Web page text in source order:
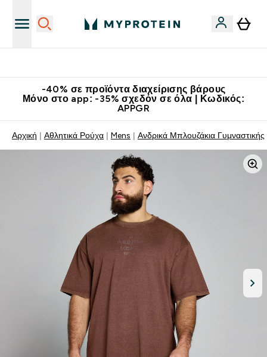
-40% σε προϊόντα διαχείρισης βάρους
Μόνο στο app: -35% σχεδόν σε όλα | Κωδικός:
APPGR
Αρχική Αθλητικά Ρούχα Mens Aνδρικά Μπλουζάκια Γυμναστικής